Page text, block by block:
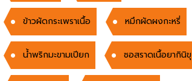
ข้าวผัดกระเพราเนื้อ หมึกผัดผงกะหรี่
น้ำพริกมะขามเปียก ซอสราดเนื้อยากินิขุ